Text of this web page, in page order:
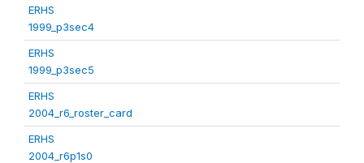
ERHS
1999_p3sec4
ERHS
1999_p3sec5
ERHS
2004_r6_roster_card
ERHS
2004_r6p1s0